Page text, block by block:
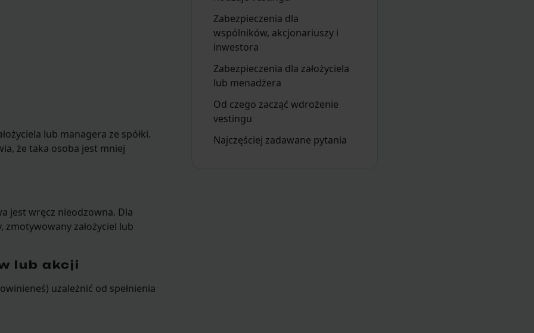
lub managera ze spółki.
że taka osoba jest mniej
jest wręcz nieodzowna. Dla
założyciel lub
lub akcji
uzależnić od spełnienia
Zabezpieczenia dla
wspólników, akcjonariuszy i
inwestora
Zabezpieczenia dla założyciela
lub menadżera
Od czego zacząć wdrożenie
vestingu
Najczęściej zadawane pytania